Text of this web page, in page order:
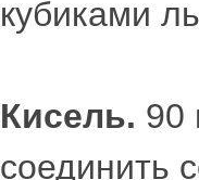
кубиками
Кисель. 90
соединить